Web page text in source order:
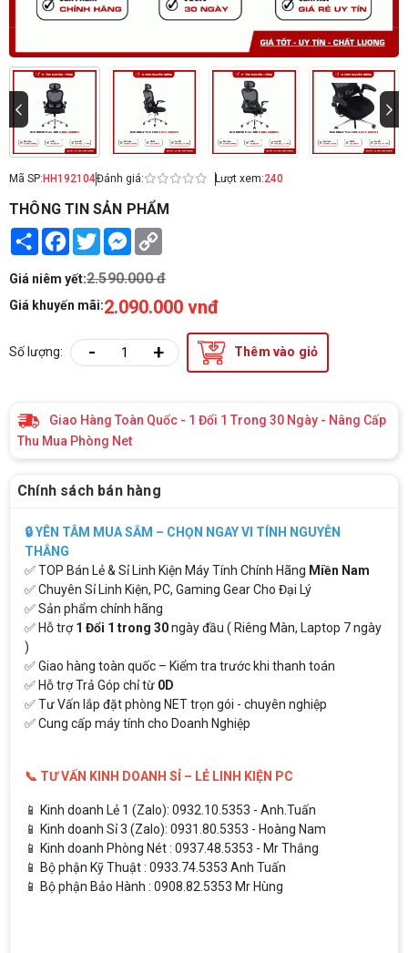
Mã SP: HH192104Đánh giá: Lượt xem:240
THÔNG TIN SẢN PHẨM
Share Facebook
TwitterMessenger
Giá niêm yết:2.590.000 đ
Giá khuyến mãi:2.090.000 vnđ
Số lượng: - + Thêm vào giỏ
Giao Hàng Toàn Quốc - 1 Đổi 1 Trong 30 Ngày - Nâng Cấp
Thu Mua Phòng Net
Chính sách bán hàng
🔒 YÊN TÂM MUA SẮM – CHỌN NGAY VI TÍNH NGUYỄN
THẮNG
✅ TOP Bán Lẻ & Sỉ Linh Kiện Máy Tính Chính Hãng Miền Nam
✅ Chuyên Sỉ Linh Kiện, PC, Gaming Gear Cho Đại Lý
✅ Sản phẩm chính hãng
✅ Hỗ trợ1 Đổi 1 trong 30ngày đầu ( Riêng Màn, Laptop 7 ngày
)
✅ Giao hàng toàn quốc – Kiểm tra trước khi thanh toán
✅ Hỗ trợ Trả Góp chỉ từ 0D
✅ Tư Vấn lắp đặt phòng NET trọn gói - chuyên nghiệp
✅ Cung cấp máy tính cho Doanh Nghiệp
📞 TƯ VẤN KINH DOANH SỈ – LẺ LINH KIỆN PC
📱 Kinh doanh Lẻ 1 (Zalo): 0932.10.5353 - Anh.Tuấn
📱 Kinh doanh Sỉ 3 (Zalo): 0931.80.5353 - Hoàng Nam
📱 Kinh doanh Phòng Nét : 0937.48.5353 - Mr Thắng
📱 Bộ phận Kỹ Thuật : 0933.74.5353 Anh Tuấn
📱 Bộ phận Bảo Hành : 0908.82.5353 Mr Hùng